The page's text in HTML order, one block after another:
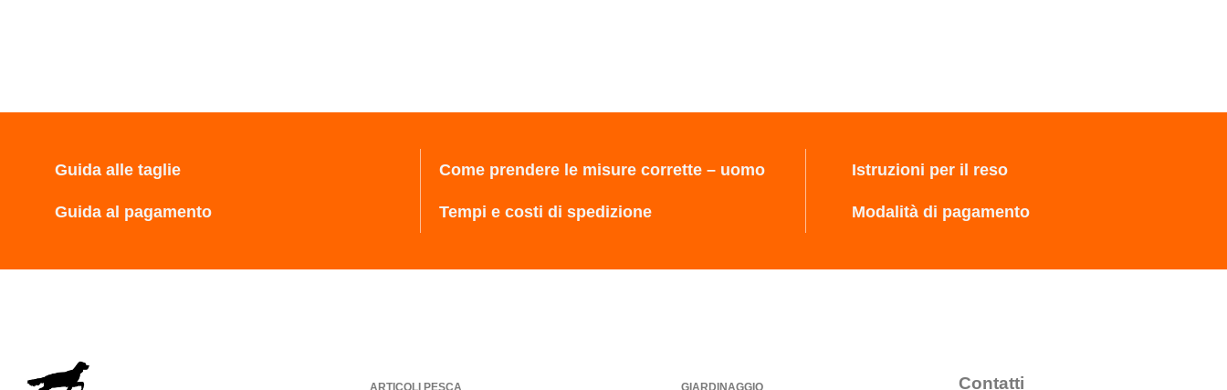
Guida alle taglie
Guida al pagamento
Come prendere le misure corrette – uomo
Tempi e costi di spedizione
Istruzioni per il reso
Modalità di pagamento
Contatti